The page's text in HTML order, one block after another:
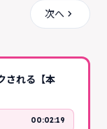
次へ chevron_right
される【本
00:02:19